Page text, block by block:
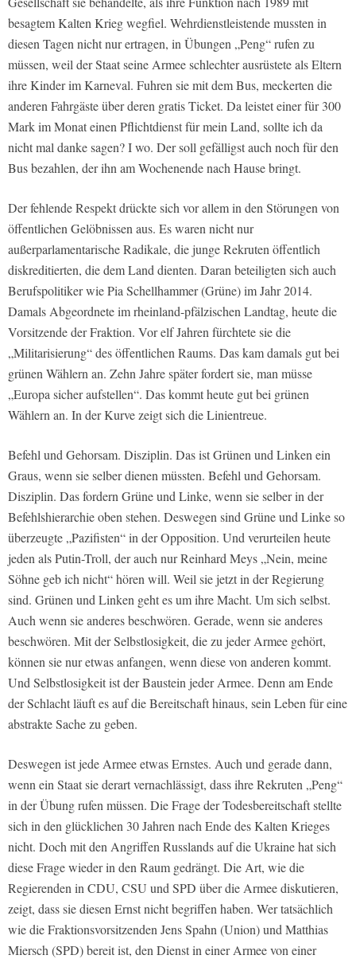
besagtem Kalten Krieg wegfiel. Wehrdienstleistende mussten in
diesen Tagen nicht nur ertragen, in Übungen „Peng“ rufen zu
müssen, weil der Staat seine Armee schlechter ausrüstete als Eltern
ihre Kinder im Karneval. Fuhren sie mit dem Bus, meckerten die
anderen Fahrgäste über deren gratis Ticket. Da leistet einer für 300
Mark im Monat einen Pflichtdienst für mein Land, sollte ich da
nicht mal danke sagen? I wo. Der soll gefälligst auch noch für den
Bus bezahlen, der ihn am Wochenende nach Hause bringt.
Der fehlende Respekt drückte sich vor allem in den Störungen von
öffentlichen Gelöbnissen aus. Es waren nicht nur
außerparlamentarische Radikale, die junge Rekruten öffentlich
diskreditierten, die dem Land dienten. Daran beteiligten sich auch
Berufspolitiker wie Pia Schellhammer (Grüne) im Jahr 2014.
Damals Abgeordnete im rheinland-pfälzischen Landtag, heute die
Vorsitzende der Fraktion. Vor elf Jahren fürchtete sie die
„Militarisierung“ des öffentlichen Raums. Das kam damals gut bei
grünen Wählern an. Zehn Jahre später fordert sie, man müsse
„Europa sicher aufstellen“. Das kommt heute gut bei grünen
Wählern an. In der Kurve zeigt sich die Linientreue.
Befehl und Gehorsam. Disziplin. Das ist Grünen und Linken ein
Graus, wenn sie selber dienen müssten. Befehl und Gehorsam.
Disziplin. Das fordern Grüne und Linke, wenn sie selber in der
Befehlshierarchie oben stehen. Deswegen sind Grüne und Linke so
überzeugte „Pazifisten“ in der Opposition. Und verurteilen heute
jeden als Putin-Troll, der auch nur Reinhard Meys „Nein, meine
Söhne geb ich nicht“ hören will. Weil sie jetzt in der Regierung
sind. Grünen und Linken geht es um ihre Macht. Um sich selbst.
Auch wenn sie anderes beschwören. Gerade, wenn sie anderes
beschwören. Mit der Selbstlosigkeit, die zu jeder Armee gehört,
können sie nur etwas anfangen, wenn diese von anderen kommt.
Und Selbstlosigkeit ist der Baustein jeder Armee. Denn am Ende
der Schlacht läuft es auf die Bereitschaft hinaus, sein Leben für eine
abstrakte Sache zu geben.
Deswegen ist jede Armee etwas Ernstes. Auch und gerade dann,
wenn ein Staat sie derart vernachlässigt, dass ihre Rekruten „Peng“
in der Übung rufen müssen. Die Frage der Todesbereitschaft stellte
sich in den glücklichen 30 Jahren nach Ende des Kalten Krieges
nicht. Doch mit den Angriffen Russlands auf die Ukraine hat sich
diese Frage wieder in den Raum gedrängt. Die Art, wie die
Regierenden in CDU, CSU und SPD über die Armee diskutieren,
zeigt, dass sie diesen Ernst nicht begriffen haben. Wer tatsächlich
wie die Fraktionsvorsitzenden Jens Spahn (Union) und Matthias
Miersch (SPD) bereit ist, den Dienst in einer Armee von einer